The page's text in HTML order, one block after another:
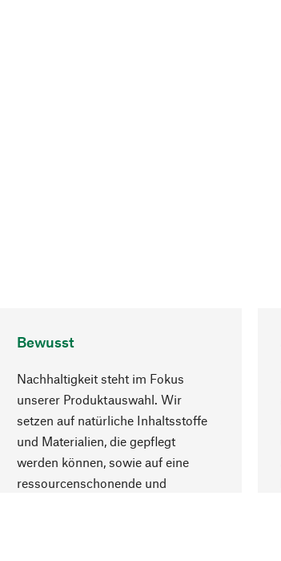
Bewusst
Nachhaltigkeit steht im Fokus
unserer Produktauswahl. Wir
setzen auf natürliche Inhaltsstoffe
und Materialien, die gepflegt
werden können, sowie auf eine
ressourcenschonende und